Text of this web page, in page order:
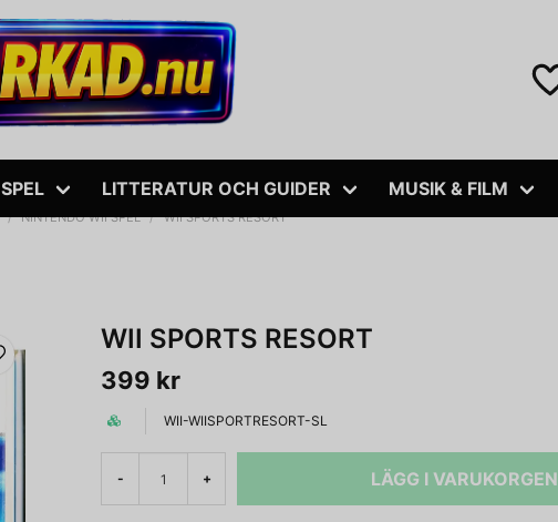
SPEL LITTERATUR OCH GUIDER MUSIK & FILM
NINTENDO WII SPEL WII SPORTS RESORT
WII SPORTS RESORT
399 kr
WII-WIISPORTRESORT-SL
- + LÄGG I VARUKORGEN